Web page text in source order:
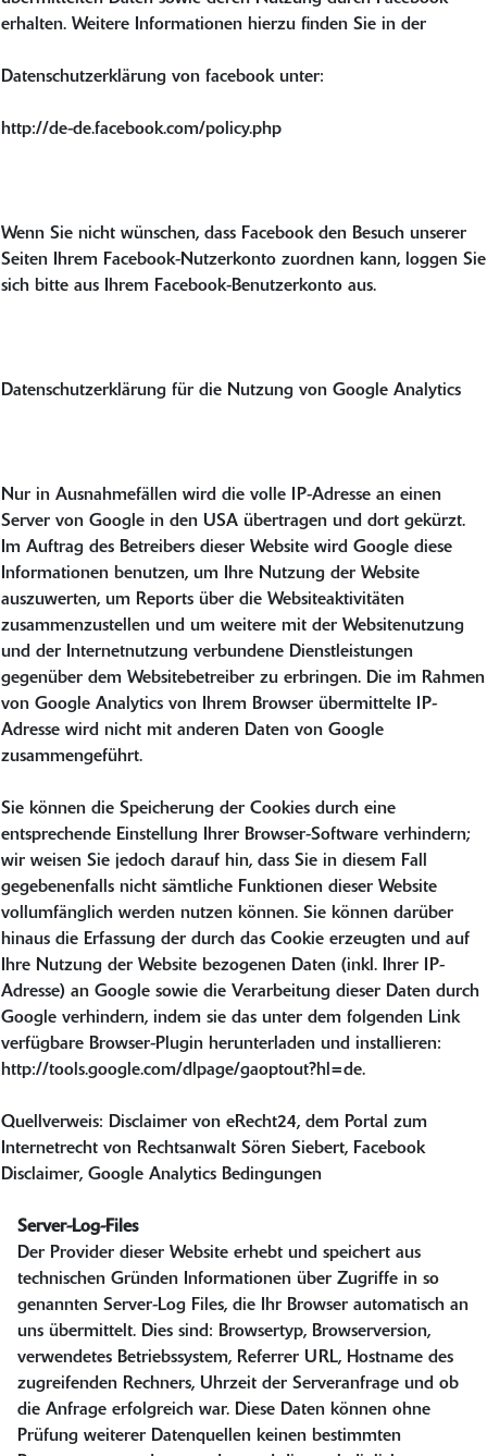
erhalten. Weitere Informationen hierzu finden Sie in der
Datenschutzerklärung von facebook unter:
http://de-de.facebook.com/policy.php
Wenn Sie nicht wünschen, dass Facebook den Besuch unserer
Seiten Ihrem Facebook-Nutzerkonto zuordnen kann, loggen Sie
sich bitte aus Ihrem Facebook-Benutzerkonto aus.
Datenschutzerklärung für die Nutzung von Google Analytics
Nur in Ausnahmefällen wird die volle IP-Adresse an einen
Server von Google in den USA übertragen und dort gekürzt.
Im Auftrag des Betreibers dieser Website wird Google diese
Informationen benutzen, um Ihre Nutzung der Website
auszuwerten, um Reports über die Websiteaktivitäten
zusammenzustellen und um weitere mit der Websitenutzung
und der Internetnutzung verbundene Dienstleistungen
gegenüber dem Websitebetreiber zu erbringen. Die im Rahmen
von Google Analytics von Ihrem Browser übermittelte IP-
Adresse wird nicht mit anderen Daten von Google
zusammengeführt.
Sie können die Speicherung der Cookies durch eine
entsprechende Einstellung Ihrer Browser-Software verhindern;
wir weisen Sie jedoch darauf hin, dass Sie in diesem Fall
gegebenenfalls nicht sämtliche Funktionen dieser Website
vollumfänglich werden nutzen können. Sie können darüber
hinaus die Erfassung der durch das Cookie erzeugten und auf
Ihre Nutzung der Website bezogenen Daten (inkl. Ihrer IP-
Adresse) an Google sowie die Verarbeitung dieser Daten durch
Google verhindern, indem sie das unter dem folgenden Link
verfügbare Browser-Plugin herunterladen und installieren:
http://tools.google.com/dlpage/gaoptout?hl=de.
Quellverweis: Disclaimer von eRecht24, dem Portal zum
Internetrecht von Rechtsanwalt Sören Siebert, Facebook
Disclaimer, Google Analytics Bedingungen
Server-Log-Files
Der Provider dieser Website erhebt und speichert aus
technischen Gründen Informationen über Zugriffe in so
genannten Server-Log Files, die Ihr Browser automatisch an
uns übermittelt. Dies sind: Browsertyp, Browserversion,
verwendetes Betriebssystem, Referrer URL, Hostname des
zugreifenden Rechners, Uhrzeit der Serveranfrage und ob
die Anfrage erfolgreich war. Diese Daten können ohne
Prüfung weiterer Datenquellen keinen bestimmten